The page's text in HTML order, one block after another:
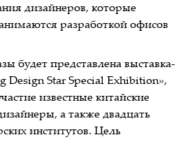
дизайнеров, которые
разработкой офисов
будет представлена выставка-
Design Star Special Exhibition»,
известные китайские
а также двадцать
институтов. Цель